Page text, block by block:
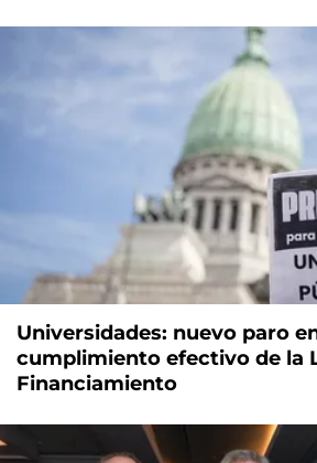
Universidades: nuevo paro
cumplimiento efectivo de la
Financiamiento